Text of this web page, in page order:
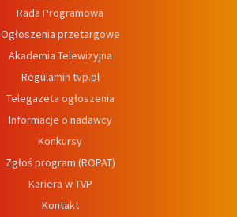
Rada Programowa
Ogłoszenia przetargowe
Akademia Telewizyjna
Regulamin tvp.pl
Telegazeta ogłoszenia
Informacje o nadawcy
Konkursy
Zgłoś program (ROPAT)
Kariera w TVP
Kontakt